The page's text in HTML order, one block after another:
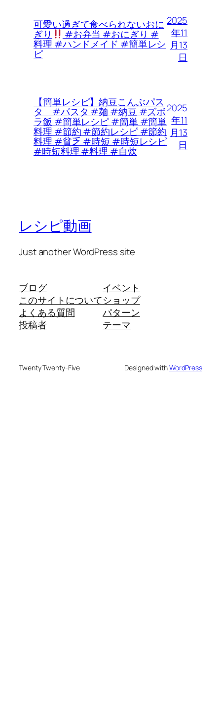
可愛い過ぎて食べられないおに
ぎり #お弁当 #おにぎり #
料理 #ハンドメイド #簡単レシ
ピ
2025
年11
月13
日
【簡単レシピ】納豆こんぶパス
タ #パスタ #麺 #納豆 #ズボ
ラ飯 #簡単レシピ #簡単 #簡単
料理 #節約 #節約レシピ #節約
料理 #貧乏 #時短 #時短レシピ
#時短料理 #料理 #自炊
2025
年11
月13
日
レシピ動画
Just another WordPress site
ブログ
このサイトについて
よくある質問
投稿者
イベント
ショップ
パターン
テーマ
Twenty Twenty-Five Designed withWordPress